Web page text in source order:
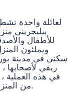
لعائلة واحدة
بيليجريني
للأطفال
ويملئون
سكني في مدينة
ريفي لأصحابها
في هذه العملية
من المنزل الأصلي – بقي هيكلها الأساسي فقط.